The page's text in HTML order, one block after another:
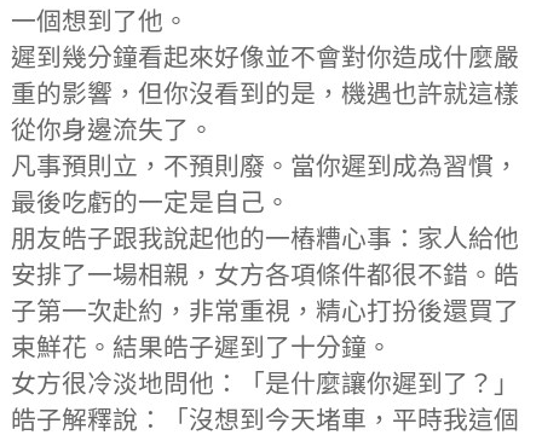
一個想到了他。
遲到幾分鐘看起來好像並不會對你造成什麼嚴
重的影響，但你沒看到的是，機遇也許就這樣
從你身邊流失了。
凡事預則立，不預則廢。當你遲到成為習慣，
最後吃虧的一定是自己。
朋友皓子跟我說起他的一樁糟心事：家人給他
安排了一場相親，女方各項條件都很不錯。皓
子第一次赴約，非常重視，精心打扮後還買了
束鮮花。結果皓子遲到了十分鐘。
女方很冷淡地問他：「是什麼讓你遲到了？」
皓子解釋說：「沒想到今天堵車，平時我這個